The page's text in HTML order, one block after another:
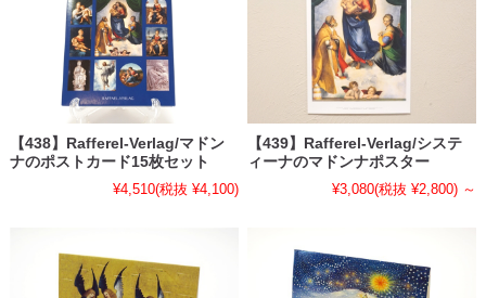
【438】Rafferel-Verlag/マドン
ナのポストカード15枚セット
¥4,510(税抜 ¥4,100)
【439】Rafferel-Verlag/システ
ィーナのマドンナポスター
¥3,080(税抜 ¥2,800) ～